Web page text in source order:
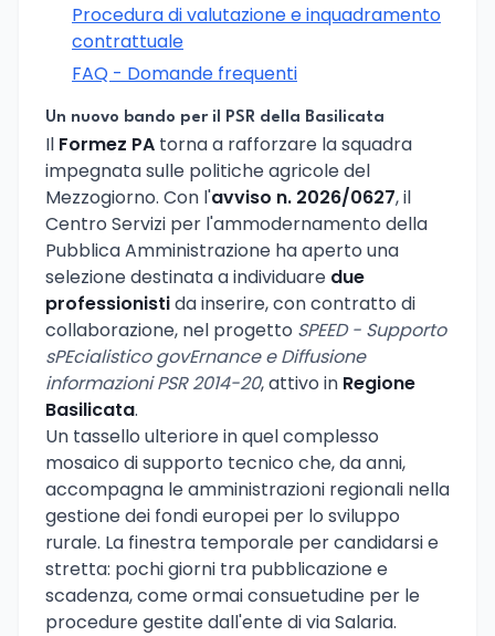
Procedura di valutazione e inquadramento
contrattuale
FAQ - Domande frequenti
Un nuovo bando per il PSR della Basilicata
Il Formez PA torna a rafforzare la squadra
impegnata sulle politiche agricole del
Mezzogiorno. Con l'avviso n. 2026/0627, il
Centro Servizi per l'ammodernamento della
Pubblica Amministrazione ha aperto una
selezione destinata a individuare due
professionistida inserire, con contratto di
collaborazione, nel progetto SPEED - Supporto
sPEcialistico govErnance e Diffusione
informazioni PSR 2014-20, attivo in Regione
Basilicata.
Un tassello ulteriore in quel complesso
mosaico di supporto tecnico che, da anni,
accompagna le amministrazioni regionali nella
gestione dei fondi europei per lo sviluppo
rurale. La finestra temporale per candidarsi e
stretta: pochi giorni tra pubblicazione e
scadenza, come ormai consuetudine per le
procedure gestite dall'ente di via Salaria.